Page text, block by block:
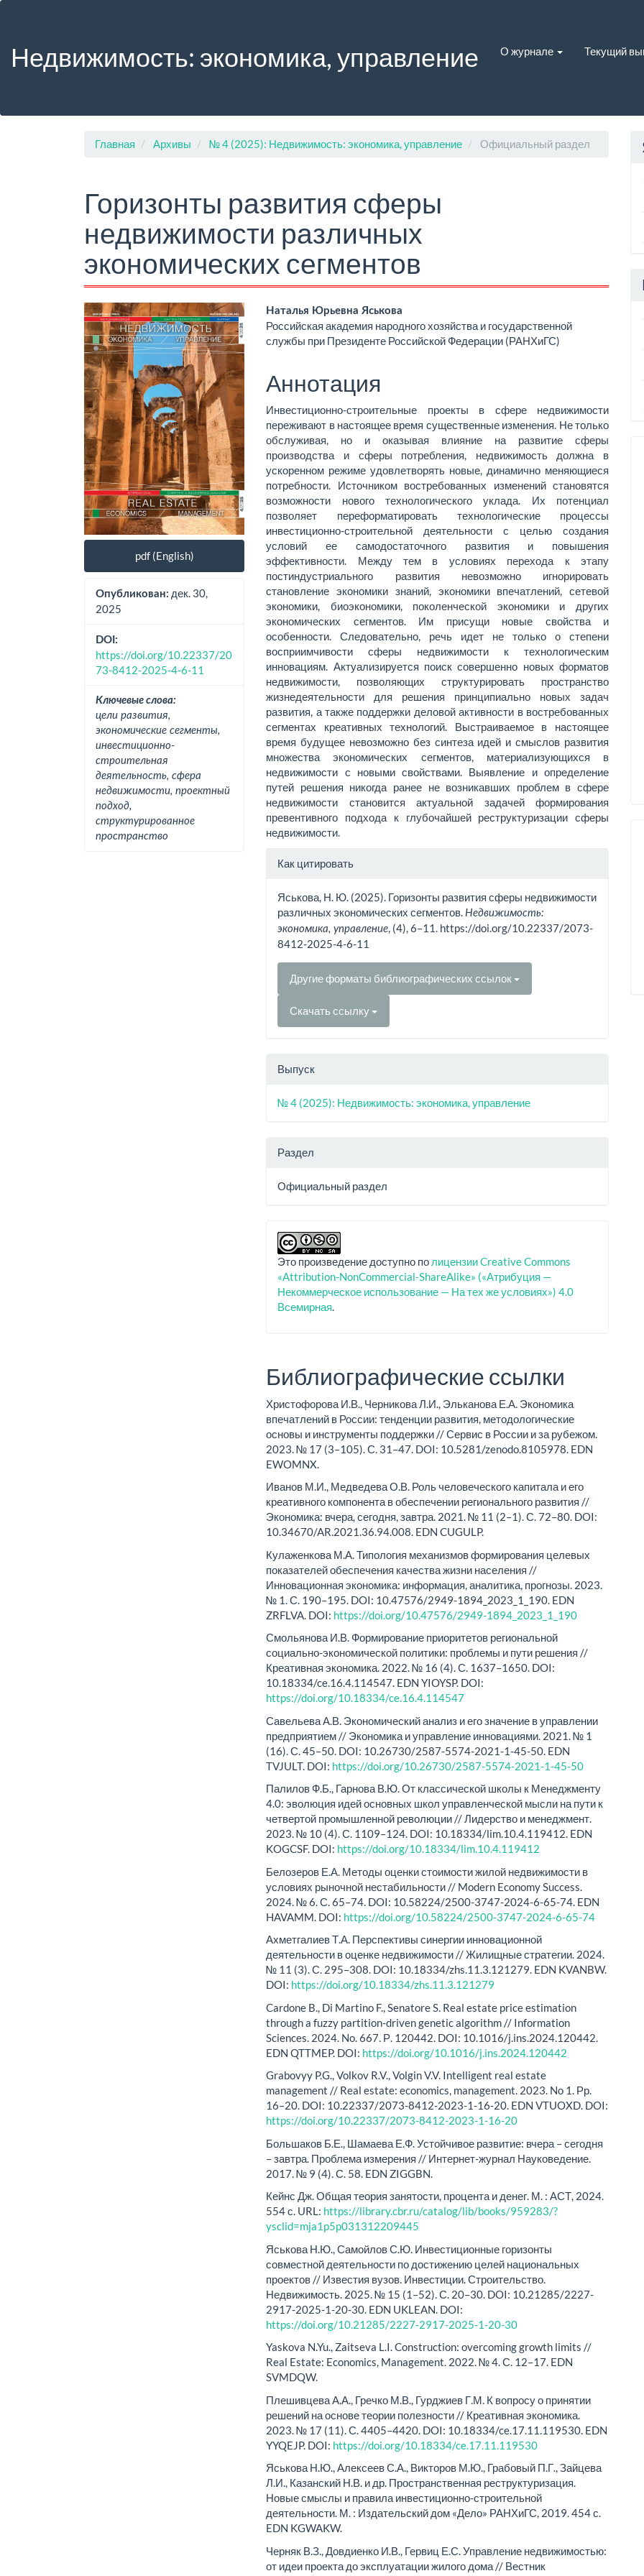
Основное
содержимое
Недвижимость: экономика, управление О журнале Текущий
Главная Архивы № 4 (2025): Недвижимость: экономика, управление Официальный раздел
Горизонты развития сферы
недвижимости различных
экономических сегментов
Боковая
панель
статьи
pdf (English)
Опубликован: дек. 30,
2025
DOI:
https://doi.org/10.22337/20
73-8412-2025-4-6-11
Ключевые слова:
цели развития,
экономические сегменты,
инвестиционно-
строительная
деятельность, сфера
недвижимости, проектный
подход,
структурированное
пространство
Основное
содержимое
Наталья Юрьевна Яськова
Российская академия народного хозяйства и государственной
службы при Президенте Российской Федерации (РАНХиГС)
Аннотация
Инвестиционно-строительные проекты в сфере недвижимости
переживают в настоящее время существенные изменения. Не только
обслуживая, но и оказывая влияние на развитие сферы
производства и сферы потребления, недвижимость должна в
ускоренном режиме удовлетворять новые, динамично меняющиеся
потребности. Источником востребованных изменений становятся
возможности нового технологического уклада. Их потенциал
позволяет переформатировать технологические процессы
инвестиционно-­строительной деятельности с целью создания
условий ее самодостаточного развития и повышения
эффективности. Между тем в условиях перехода к этапу
постиндустриального развития невозможно игнорировать
становление экономики знаний, экономики впечатлений, сетевой
экономики, биоэкономики, поколенческой экономики и других
экономических сегментов. Им присущи новые свойства и
особенности. Следовательно, речь идет не только о степени
восприимчивости сферы недвижимости к технологическим
инновациям. Актуализируется поиск совершенно новых форматов
недвижимости, позволяющих структурировать пространство
жизнедеятельности для решения принципиально новых задач
развития, а также поддержки деловой активности в востребованных
сегментах креативных технологий. Выстраиваемое в настоящее
время будущее невозможно без синтеза идей и смыслов развития
множества экономических сегментов, материализующихся в
недвижимости с новыми свойствами. Выявление и определение
путей решения никогда ранее не возникавших проблем в сфере
недвижимости становится актуальной задачей формирования
превентивного подхода к глубочайшей реструктуризации сферы
недвижимости.
Информация
Как цитировать
Яськова, Н. Ю. (2025). Горизонты развития сферы недвижимости
различных экономических сегментов. Недвижимость:
экономика, управление , (4), 6–11. https://doi.org/10.22337/2073-
8412-2025-4-6-11
Другие форматы библиографических ссылок
Скачать ссылку
Выпуск
№ 4 (2025): Недвижимость: экономика, управление
Раздел
Официальный раздел
Это произведение доступно по лицензии Creative Commons
«Attribution-NonCommercial-ShareAlike» («Атрибуция —
Некоммерческое использование — На тех же условиях») 4.0
Всемирная
Библиографические ссылки
Христофорова И.В., Черникова Л.И., Эльканова Е.А. Экономика
впечатлений в России: тенденции развития, методологические
основы и инструменты поддержки // Сервис в России и за рубежом.
2023. № 17 (3–105). С. 31–47. DOI: 10.5281/zenodo.8105978. EDN
EWOMNX.
Иванов М.И., Медведева О.В. Роль человеческого капитала и его
креативного компонента в обеспечении регионального развития //
Экономика: вчера, сегодня, завтра. 2021. № 11 (2–1). С. 72–80. DOI:
10.34670/AR.2021.36.94.008. EDN CUGULP.
Кулаженкова М.А. Типология механизмов формирования целевых
показателей обеспечения качества жизни населения //
Инновационная экономика: информация, аналитика, прогнозы. 2023.
№ 1. С. 190–195. DOI: 10.47576/2949-1894_2023_1_190. EDN
ZRFLVA. DOI: https://doi.org/10.47576/2949-1894_2023_1_190
Смольянова И.В. Формирование приоритетов региональной
социально-экономической политики: проблемы и пути решения //
Креативная экономика. 2022. № 16 (4). С. 1637–1650. DOI:
10.18334/ce.16.4.114547. EDN YIOYSP. DOI:
https://doi.org/10.18334/ce.16.4.114547
Савельева А.В. Экономический анализ и его значение в управлении
предприятием // Экономика и управление инновациями. 2021. № 1
(16). С. 45–50. DOI: 10.26730/2587-5574-2021-1-45-50. EDN
TVJULT. DOI: https://doi.org/10.26730/2587-5574-2021-1-45-50
Палилов Ф.Б., Гарнова В.Ю. От классической школы к Менеджменту
4.0: эволюция идей основных школ управленческой мысли на пути к
четвертой промышленной революции // Лидерство и менеджмент.
2023. № 10 (4). С. 1109–124. DOI: 10.18334/lim.10.4.119412. EDN
KOGCSF. DOI: https://doi.org/10.18334/lim.10.4.119412
Белозеров Е.А. Методы оценки стоимости жилой недвижимости в
условиях рыночной нестабильности // Modern Economy Success.
2024. № 6. С. 65–74. DOI: 10.58224/2500-3747-2024-6-65-74. EDN
HAVAMM. DOI: https://doi.org/10.58224/2500-3747-2024-6-65-74
Ахметгалиев Т.А. Перспективы синергии инновационной
деятельности в оценке недвижимости // Жилищные стратегии. 2024.
№ 11 (3). С. 295–308. DOI: 10.18334/zhs.11.3.121279. EDN KVANBW.
DOI: https://doi.org/10.18334/zhs.11.3.121279
Cardone B., Di Martino F., Senatore S. Real estate price estimation
through a fuzzy partition-driven genetic algorithm // Information
Sciences. 2024. No. 667. Р. 120442. DOI: 10.1016/j.ins.2024.120442.
EDN QTTMEP. DOI: https://doi.org/10.1016/j.ins.2024.120442
Grabovyy P.G., Volkov R.V., Volgin V.V. Intelligent real estate
management // Real estate: economics, management. 2023. No 1. Рр.
16–20. DOI: 10.22337/2073-8412-2023-1-16-20. EDN VTUOXD. DOI:
https://doi.org/10.22337/2073-8412-2023-1-16-20
Большаков Б.Е., Шамаева Е.Ф. Устойчивое развитие: вчера – сегодня
– завтра. Проблема измерения // Интернет-журнал Науковедение.
2017. № 9 (4). С. 58. EDN ZIGGBN.
Кейнс Дж. Общая теория занятости, процента и денег. М. : АСТ, 2024.
554 с. URL: https://library.cbr.ru/catalog/lib/books/959283/?
ysclid=mja1p5p031312209445
Яськова Н.Ю., Самойлов С.Ю. Инвестиционные горизонты
совместной деятельности по достижению целей национальных
проектов // Известия вузов. Инвестиции. Строительство.
Недвижимость. 2025. № 15 (1–52). С. 20–30. DOI: 10.21285/2227-
2917-2025-1-20-30. EDN UKLEAN. DOI:
https://doi.org/10.21285/2227-2917-2025-1-20-30
Yaskova N.Yu., Zaitseva L.I. Construction: overcoming growth limits //
Real Estate: Economics, Management. 2022. № 4. С. 12–17. EDN
SVMDQW.
Плешивцева А.А., Гречко М.В., Гурджиев Г.М. К вопросу о принятии
решений на основе теории полезности // Креативная экономика.
2023. № 17 (11). С. 4405–4420. DOI: 10.18334/ce.17.11.119530. EDN
YYQEJP. DOI: https://doi.org/10.18334/ce.17.11.119530
Яськова Н.Ю., Алексеев С.А., Викторов М.Ю., Грабовый П.Г., Зайцева
Л.И., Казанский Н.В. и др. Пространственная реструктуризация.
Новые смыслы и правила инвестиционно-строительной
деятельности. М. : Издательский дом «Дело» РАНХиГС, 2019. 454 с.
EDN KGWAKW.
Черняк В.З., Довдиенко И.В., Гервиц Е.С. Управление недвижимостью:
от идеи проекта до эксплуатации жилого дома // Вестник